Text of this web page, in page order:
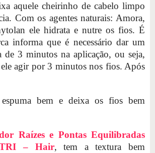
aquele cheirinho de cabelo limpo
Com os agentes naturais: Amora,
ele hidrata e nutre os fios. É
informa que é necessário dar um
de 3 minutos na aplicação, ou seja,
agir por 3 minutos nos fios. Após
bem e deixa os fios bem
Raízes e Pontas Equilibradas
– Hair, tem a textura bem